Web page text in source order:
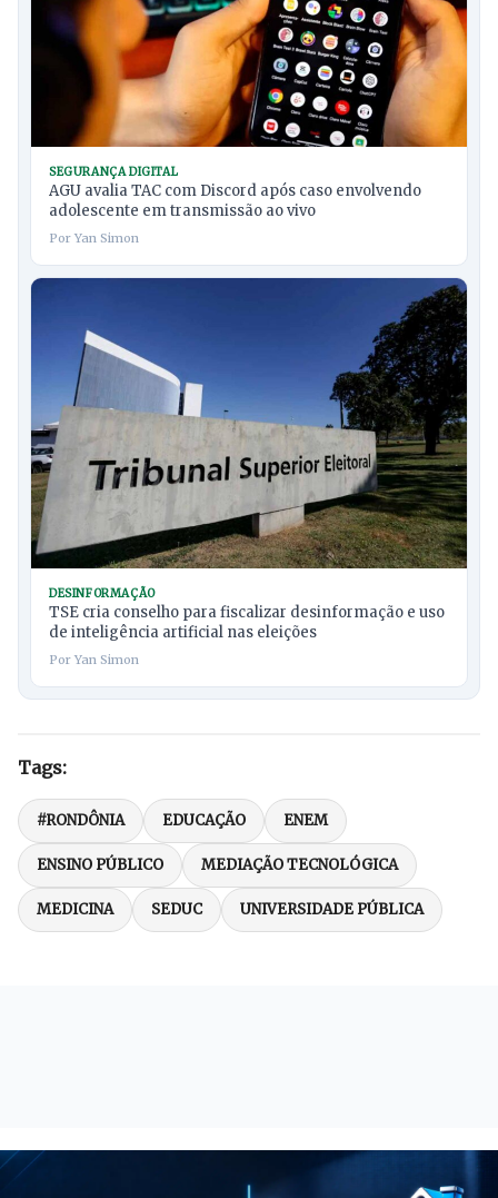
SEGURANÇA DIGITAL
AGU avalia TAC com Discord após caso envolvendo
adolescente em transmissão ao vivo
Por Yan Simon
DESINFORMAÇÃO
TSE cria conselho para fiscalizar desinformação e uso
de inteligência artificial nas eleições
Por Yan Simon
Tags:
#RONDÔNIA EDUCAÇÃO ENEM
ENSINO PÚBLICO MEDIAÇÃO TECNOLÓGICA
MEDICINA SEDUC UNIVERSIDADE PÚBLICA